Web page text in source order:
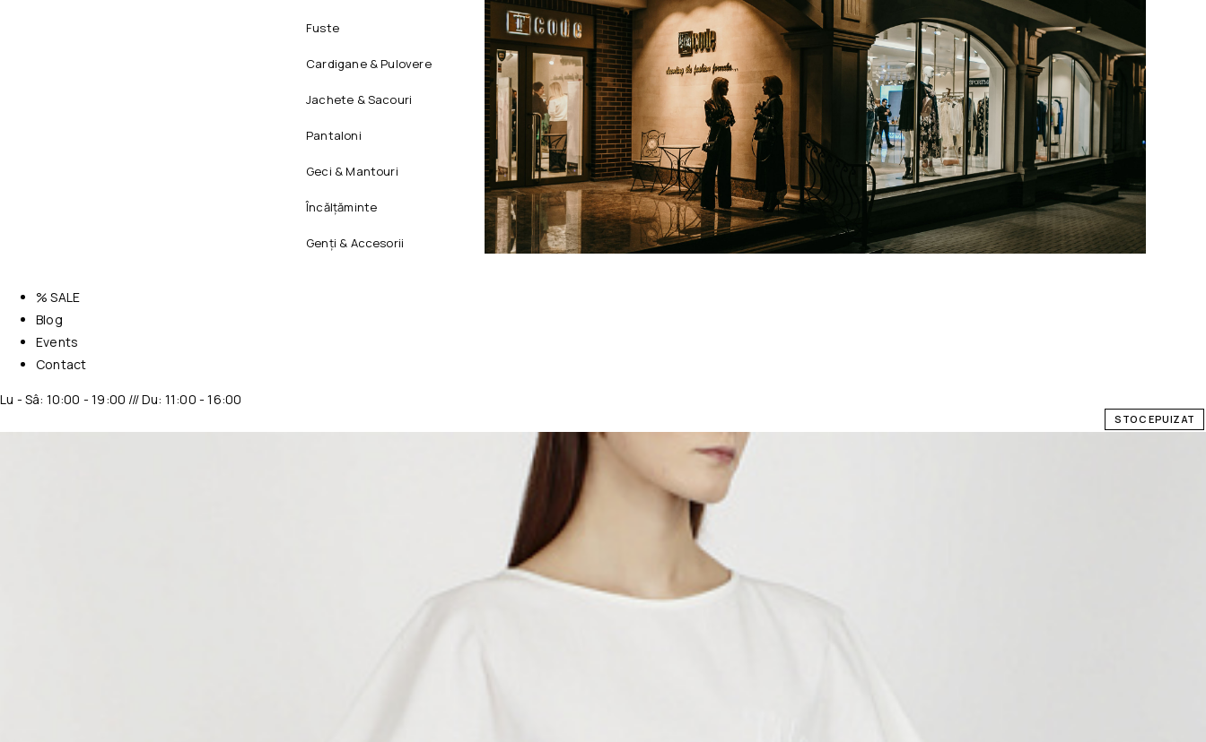
Fuste
Cardigane & Pulovere
Jachete & Sacouri
Pantaloni
Geci & Mantouri
Încălțăminte
Genți & Accesorii
% SALE
Blog
Events
Contact
Lu - Sâ: 10:00 - 19:00 /// Du: 11:00 - 16:00
STOC EPUIZAT